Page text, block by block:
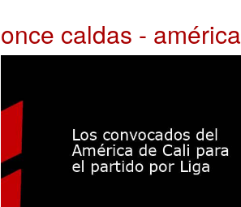
once caldas - américa